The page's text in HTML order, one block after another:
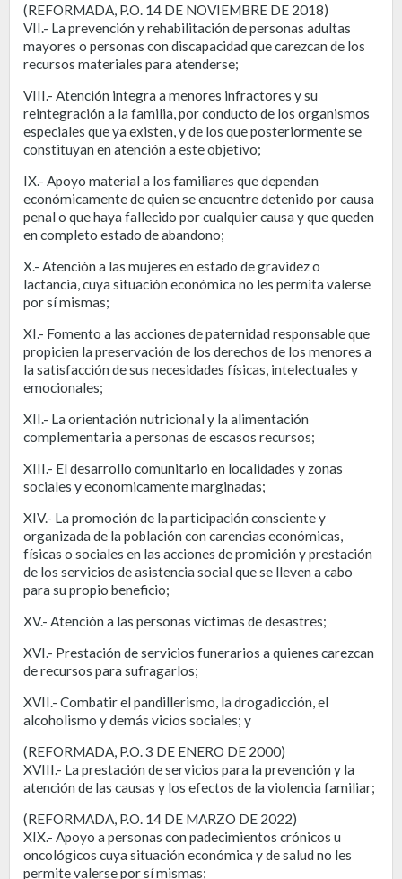
(REFORMADA, P.O. 14 DE NOVIEMBRE DE 2018)
VII.- La prevención y rehabilitación de personas adultas
mayores o personas con discapacidad que carezcan de los
recursos materiales para atenderse;
VIII.- Atención integra a menores infractores y su
reintegración a la familia, por conducto de los organismos
especiales que ya existen, y de los que posteriormente se
constituyan en atención a este objetivo;
IX.- Apoyo material a los familiares que dependan
económicamente de quien se encuentre detenido por causa
penal o que haya fallecido por cualquier causa y que queden
en completo estado de abandono;
X.- Atención a las mujeres en estado de gravidez o
lactancia, cuya situación económica no les permita valerse
por sí mismas;
XI.- Fomento a las acciones de paternidad responsable que
propicien la preservación de los derechos de los menores a
la satisfacción de sus necesidades físicas, intelectuales y
emocionales;
XII.- La orientación nutricional y la alimentación
complementaria a personas de escasos recursos;
XIII.- El desarrollo comunitario en localidades y zonas
sociales y economicamente marginadas;
XIV.- La promoción de la participación consciente y
organizada de la población con carencias económicas,
físicas o sociales en las acciones de promición y prestación
de los servicios de asistencia social que se lleven a cabo
para su propio beneficio;
XV.- Atención a las personas víctimas de desastres;
XVI.- Prestación de servicios funerarios a quienes carezcan
de recursos para sufragarlos;
XVII.- Combatir el pandillerismo, la drogadicción, el
alcoholismo y demás vicios sociales; y
(REFORMADA, P.O. 3 DE ENERO DE 2000)
XVIII.- La prestación de servicios para la prevención y la
atención de las causas y los efectos de la violencia familiar;
(REFORMADA, P.O. 14 DE MARZO DE 2022)
XIX.- Apoyo a personas con padecimientos crónicos u
oncológicos cuya situación económica y de salud no les
permite valerse por sí mismas;